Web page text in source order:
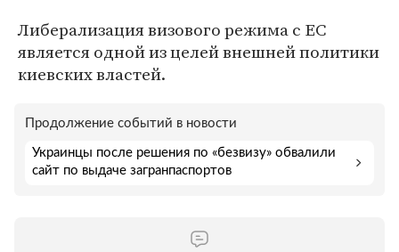
Либерализация визового режима с ЕС
является одной из целей внешней политики
киевских властей.
Продолжение событий в новости
Украинцы после решения по «безвизу» обвалили
сайт по выдаче загранпаспортов